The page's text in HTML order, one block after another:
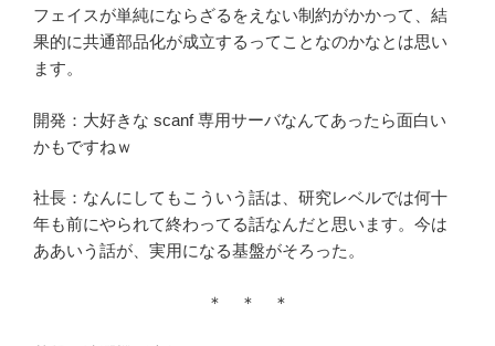
フェイスが単純にならざるをえない制約がかかって、結
果的に共通部品化が成立するってことなのかなとは思い
ます。
開発：大好きな scanf 専用サーバなんてあったら面白い
かもですねｗ
社長：なんにしてもこういう話は、研究レベルでは何十
年も前にやられて終わってる話なんだと思います。今は
ああいう話が、実用になる基盤がそろった。
＊ ＊ ＊